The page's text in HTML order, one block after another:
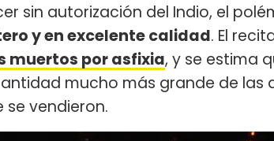
sin autorización del Indio, el
y en excelente calidad. El
muertos por asfixia, y se estima
mucho más grande de las
se vendieron.